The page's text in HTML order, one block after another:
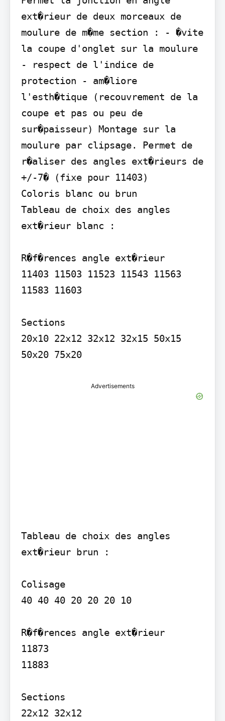
ext�rieur de deux morceaux de
moulure de m�me section : - �vite
la coupe d'onglet sur la moulure
- respect de l'indice de
protection - am�liore
l'esth�tique (recouvrement de la
coupe et pas ou peu de
sur�paisseur) Montage sur la
moulure par clipsage. Permet de
r�aliser des angles ext�rieurs de
+/-7� (fixe pour 11403)
Coloris blanc ou brun
Tableau de choix des angles
ext�rieur blanc :
R�f�rences angle ext�rieur
11403 11503 11523 11543 11563
11583 11603
Sections
20x10 22x12 32x12 32x15 50x15
50x20 75x20
Advertisements
Tableau de choix des angles
ext�rieur brun :
Colisage
40 40 40 20 20 20 10
R�f�rences angle ext�rieur
11873
11883
Sections
22x12 32x12